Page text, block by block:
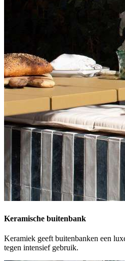
Keramische buitenbank
Keramiek geeft buitenbanken een
tegen intensief gebruik.